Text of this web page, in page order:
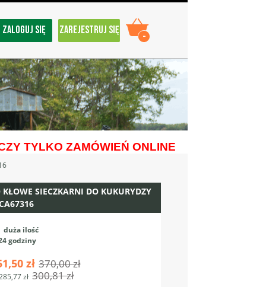
ZALOGUJ SIĘ ZAREJESTRUJ SIĘ
-
TYLKO ZAMÓWIEŃ ONLINE
KŁOWE SIECZKARNI DO KUKURYDZY
duża ilość
godziny
zł 370,00 zł
zł 300,81 zł